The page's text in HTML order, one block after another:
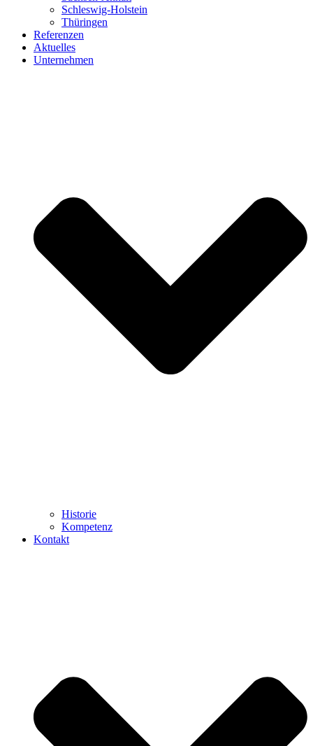
Schleswig-Holstein
Thüringen
Referenzen
Aktuelles
Unternehmen
Historie
Kompetenz
Kontakt